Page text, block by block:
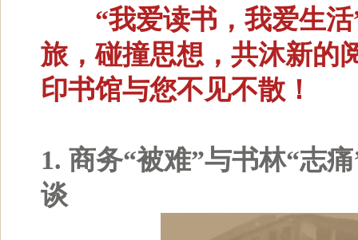
“我爱读书，我爱生活
旅，碰撞思想，共沐新的
印书馆与您不见不散！
1. 商务“被难”与书林“志
谈